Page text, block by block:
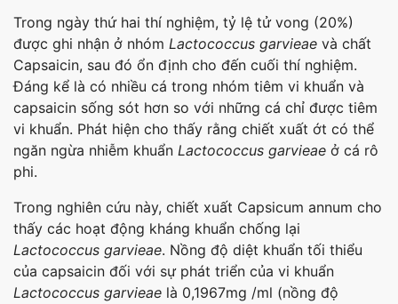
Trong ngày thứ hai thí nghiệm, tỷ lệ tử vong (20%)
được ghi nhận ở nhóm Lactococcus garvieae và chất
Capsaicin, sau đó ổn định cho đến cuối thí nghiệm.
Đáng kể là có nhiều cá trong nhóm tiêm vi khuẩn và
capsaicin sống sót hơn so với những cá chỉ được tiêm
vi khuẩn. Phát hiện cho thấy rằng chiết xuất ớt có thể
ngăn ngừa nhiễm khuẩn Lactococcus garvieae ở cá rô
phi.
Trong nghiên cứu này, chiết xuất Capsicum annum cho
thấy các hoạt động kháng khuẩn chống lại
Lactococcus garvieae. Nồng độ diệt khuẩn tối thiểu
của capsaicin đối với sự phát triển của vi khuẩn
Lactococcus garvieae là 0,1967mg /ml (nồng độ